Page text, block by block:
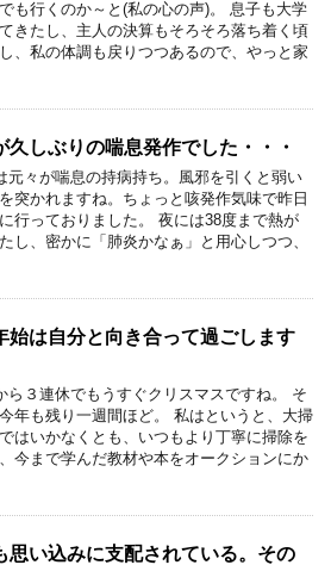
も行くのか～と(私の心の声)。 息子も大学
きたし、主人の決算もそろそろ落ち着く頃
、私の体調も戻りつつあるので、やっと家
久しぶりの喘息発作でした・・・
元々が喘息の持病持ち。風邪を引くと弱い
突かれますね。ちょっと咳発作気味で昨日
行っておりました。 夜には38度まで熱が
たし、密かに「肺炎かなぁ」と用心しつつ、
始は自分と向き合って過ごします
ら３連休でもうすぐクリスマスですね。 そ
年も残り一週間ほど。 私はというと、大掃
はいかなくとも、いつもより丁寧に掃除を
今まで学んだ教材や本をオークションにか
思い込みに支配されている。その